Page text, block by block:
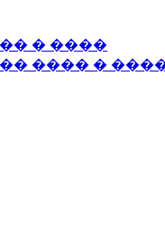
� ����
���� �